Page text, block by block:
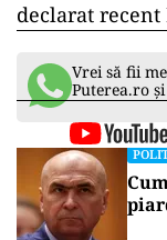
declarat recent
Vrei să fii
Puterea.ro